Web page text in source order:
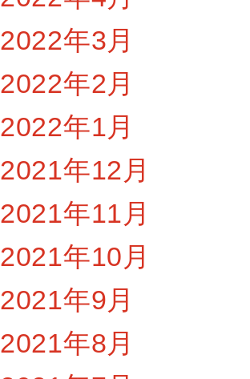
2022年3月
2022年2月
2022年1月
2021年12月
2021年11月
2021年10月
2021年9月
2021年8月